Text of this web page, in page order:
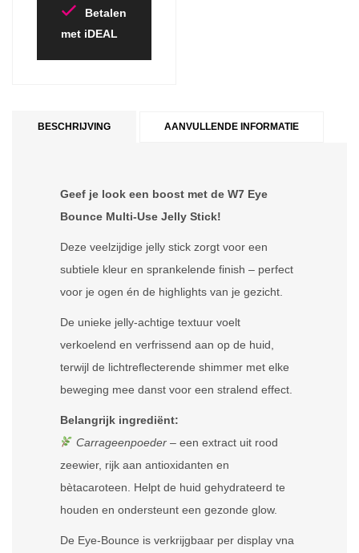
Betalen
met iDEAL
BESCHRIJVING AANVULLENDE INFORMATIE
Geef je look een boost met de W7 Eye
Bounce Multi-Use Jelly Stick!
Deze veelzijdige jelly stick zorgt voor een
subtiele kleur en sprankelende finish – perfect
voor je ogen én de highlights van je gezicht.
De unieke jelly-achtige textuur voelt
verkoelend en verfrissend aan op de huid,
terwijl de lichtreflecterende shimmer met elke
beweging mee danst voor een stralend effect.
Belangrijk ingrediënt:
Carrageenpoeder– een extract uit rood
zeewier, rijk aan antioxidanten en
bètacaroteen. Helpt de huid gehydrateerd te
houden en ondersteunt een gezonde glow.
De Eye-Bounce is verkrijgbaar per display vna